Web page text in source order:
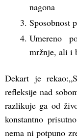
nagona
Sposobnost
Umereno
mržnje, ali i
Dekart je
refleksije nad
razlikuje ga od
konstantno
nema ni potpuno